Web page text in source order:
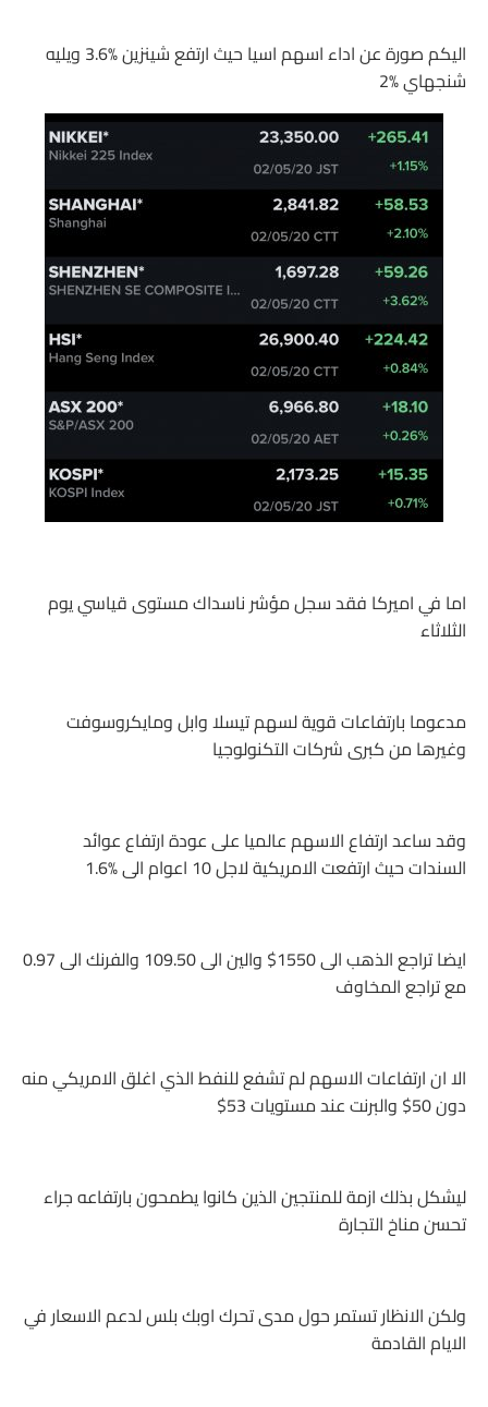
اليكم صورة عن اداء اسهم اسيا حيث ارتفع شينزين 3.6‎%‎ ويليه
شنجهاي 2‎%‎
اما في اميركا فقد سجل مؤشر ناسداك مستوى قياسي يوم
الثلاثاء
مدعوما بارتفاعات قوية لسهم تيسلا وابل ومايكروسوفت
وغيرها من كبرى شركات التكنولوجيا
وقد ساعد ارتفاع الاسهم عالميا على عودة ارتفاع عوائد
السندات حيث ارتفعت الامريكية لاجل 10 اعوام الى 1.6‎%‎
ايضا تراجع الذهب الى 1550$ والين الى 109.50 والفرنك الى 0.97
مع تراجع المخاوف
الا ان ارتفاعات الاسهم لم تشفع للنفط الذي اغلق الامريكي منه
دون 50$ والبرنت عند مستويات 53$
ليشكل بذلك ازمة للمنتجين الذين كانوا يطمحون بارتفاعه جراء
تحسن مناخ التجارة
ولكن الانظار تستمر حول مدى تحرك اوبك بلس لدعم الاسعار في
الايام القادمة